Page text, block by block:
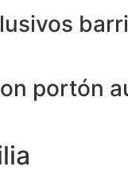
portón